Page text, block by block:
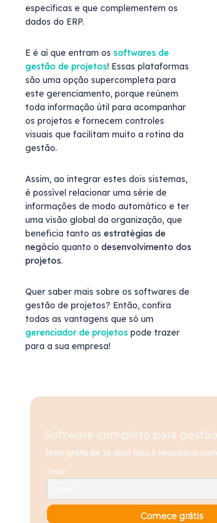
específicas e que complementem os
dados do ERP.
E é aí que entram os softwares de
gestão de projetos! Essas plataformas
são uma opção supercompleta para
este gerenciamento, porque reúnem
toda informação útil para acompanhar
os projetos e fornecem controles
visuais que facilitam muito a rotina da
gestão.
Assim, ao integrar estes dois sistemas,
é possível relacionar uma série de
informações de modo automático e ter
uma visão global da organização, que
beneficia tanto as estratégias de
negócio quanto o desenvolvimento dos
projetos.
Quer saber mais sobre os softwares de
gestão de projetos? Então, confira
todas as vantagens que só um
gerenciador de projetos pode trazer
para a sua empresa!
Software completo para
Teste grátis de 10 dias! Não é necessário
Email*
Comece grátis